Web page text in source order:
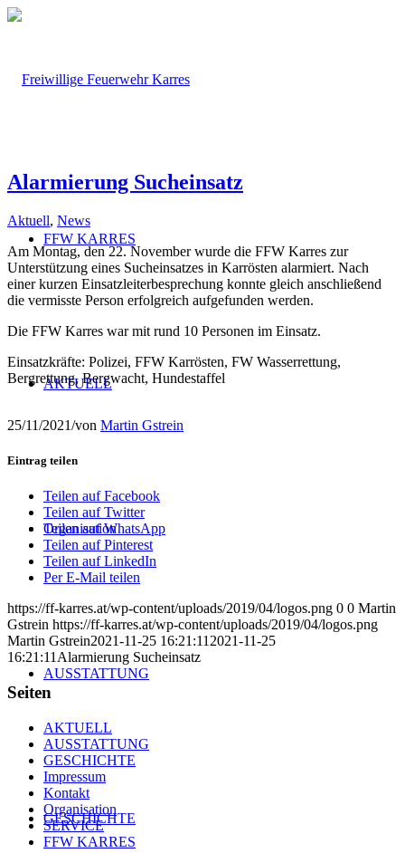
FFW KARRES
AKTUELL
Organisation
AUSSTATTUNG
GESCHICHTE
Alarmierung Sucheinsatz
Aktuell, News
Am Montag, den 22. November wurde die FFW Karres zur
Unterstützung eines Sucheinsatzes in Karrösten alarmiert. Nach
einer kurzen Einsatzleiterbesprechung konnte gleich anschließend
die vermisste Person erfolgreich aufgefunden werden.
Die FFW Karres war mit rund 10 Personen im Einsatz.
Einsatzkräfte: Polizei, FFW Karrösten, FW Wasserrettung,
Bergrettung, Bergwacht, Hundestaffel
25/11/2021/von Martin Gstrein
Eintrag teilen
Teilen auf Facebook
Teilen auf Twitter
Teilen auf WhatsApp
Teilen auf Pinterest
Teilen auf LinkedIn
Per E-Mail teilen
https://ff-karres.at/wp-content/uploads/2019/04/logos.png 0 0 Martin
Gstrein https://ff-karres.at/wp-content/uploads/2019/04/logos.png
Martin Gstrein2021-11-25 16:21:11 2021-11-25
16:21:11 Alarmierung Sucheinsatz
Seiten
AKTUELL
AUSSTATTUNG
GESCHICHTE
Impressum
Kontakt
Organisation
SERVICE
FFW KARRES